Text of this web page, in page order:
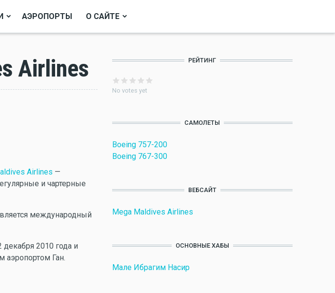
АЭРОПОРТЫ О САЙТЕ
Airlines
Airlines —
и чартерные
международный
декабря 2010 года и
Ган.
РЕЙТИНГ
No votes yet
САМОЛЕТЫ
Boeing 757-200
Boeing 767-300
ВЕБСАЙТ
Mega Maldives Airlines
ОСНОВНЫЕ ХАБЫ
Мале Ибрагим Насир